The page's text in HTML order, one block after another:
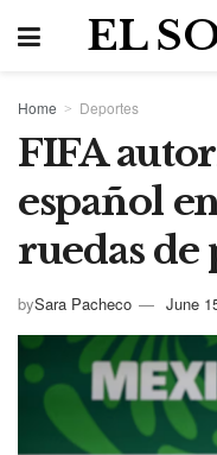
EL
Home Deportes
FIFA
español
ruedas de
bySara Pacheco June